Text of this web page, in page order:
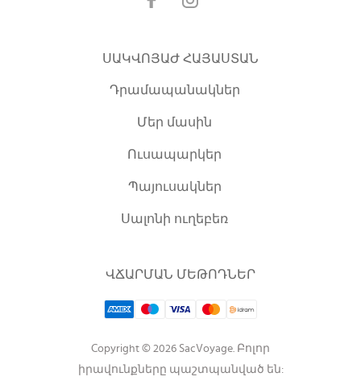
ՍԱԿՎՈՅԱԺ ՀԱՅԱՍՏԱՆ
Դրամապանակներ
Մեր մասին
Ուսապարկեր
Պայուսակներ
Սալոնի ուղեբեռ
ՎՃԱՐՄԱՆ ՄԵԹՈԴՆԵՐ
Copyright © 2026 SacVoyage. Բոլոր
իրավունքները պաշտպանված են: